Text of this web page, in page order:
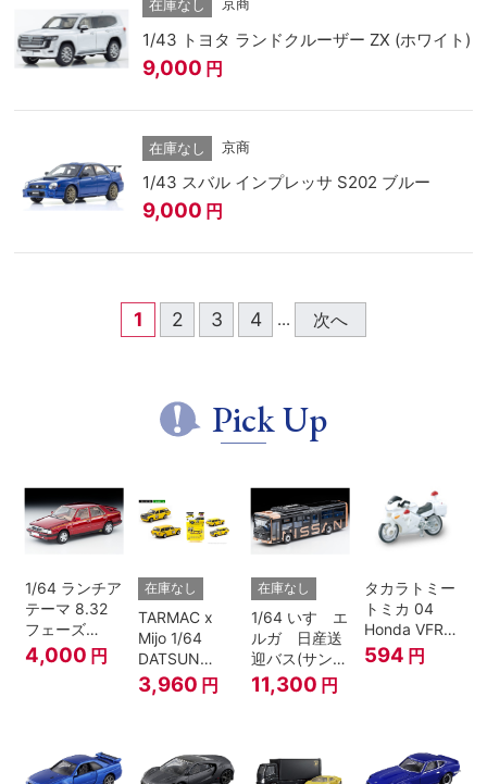
在庫なし 京商
1/43 トヨタ ランドクルーザー ZX (ホワイト)
9,000 円
在庫なし 京商
1/43 スバル インプレッサ S202 ブルー
9,000 円
1 2 3 4 ... 次へ
Pick Up
1/64 ランチア
テーマ 8.32
フェーズ
I（赤）
4,000 円
在庫なし
TARMAC x
Mijo 1/64
DATSUN
BLUEBIRD
510 WAGON
EDITION.
3,960 円
在庫なし
1/64 いすゞエ
ルガ 日産送
迎バス(サンラ
イズカッパー
M/ 黒）
11,300 円
タカラトミー
トミカ 04
Honda VFR
白バイ SCALE
594 円